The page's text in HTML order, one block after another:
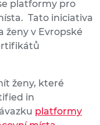
platformy pro
Tato iniciativa
ženy v Evropské
ženy, které
in
platformy